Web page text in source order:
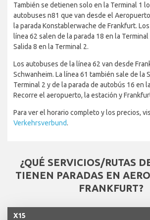
También se detienen solo en la Terminal 1
autobuses n81 que van desde el
la parada Konstablerwache de Frankfurt.
línea 62 salen de la parada 18 en la Terminal
Salida 8 en la Terminal 2.
Los autobuses de la línea 62 van desde
Schwanheim. La línea 61 también sale de la
Terminal 2 y de la parada de autobús 16 en
Recorre el aeropuerto, la estación y
Para ver el horario completo y los precios,
Verkehrsverbund.
¿QUÉ SERVICIOS/RUTAS
TIENEN PARADAS EN
FRANKFURT?
X15